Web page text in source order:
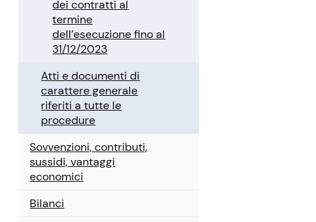
dei contratti al
termine
dell’esecuzione fino al
31/12/2023
Atti e documenti di
carattere generale
riferiti a tutte le
procedure
Sovvenzioni, contributi,
sussidi, vantaggi
economici
Bilanci